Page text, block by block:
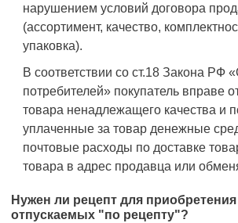
нарушением условий договора
(ассортимент, качество,
упаковка).
В соответствии со ст.18 Закона РФ
потребителей» покупатель вправе
товара ненадлежащего качества и
уплаченные за товар денежные
почтовые расходы по доставке
товара в адрес продавца или
Нужен ли рецепт для
отпускаемых "по рецепту"?